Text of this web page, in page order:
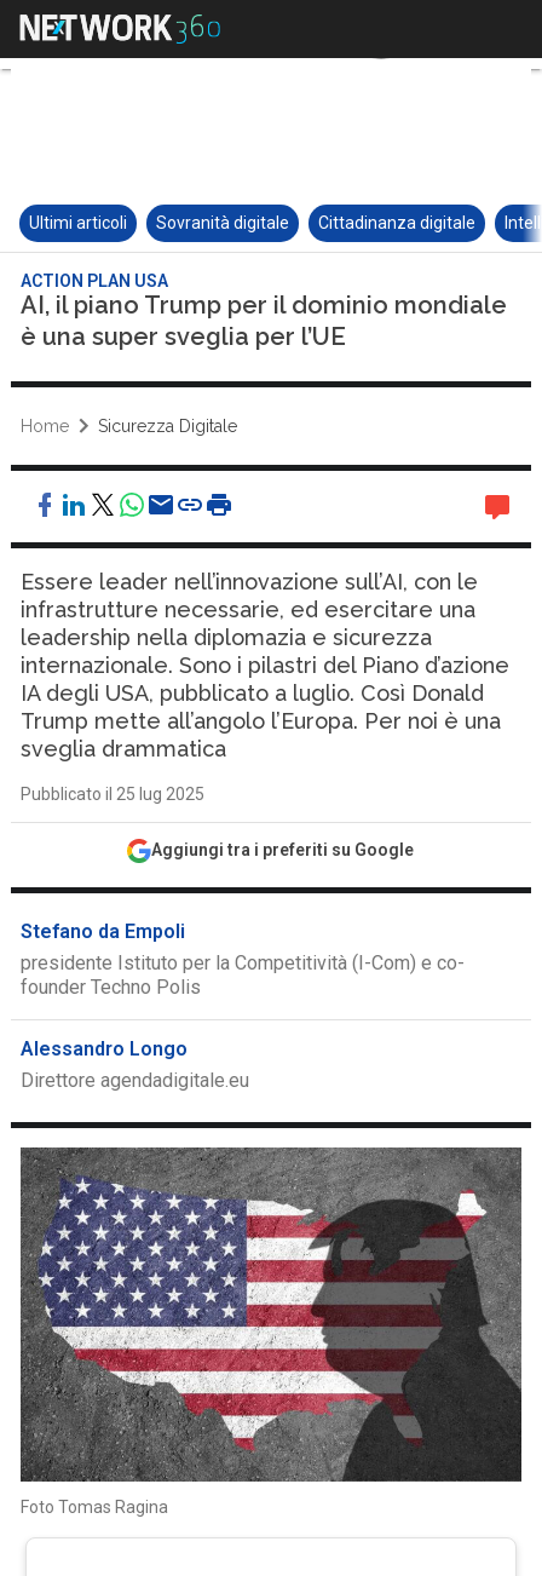
Ultimi articoli Sovranità digitale Cittadinanza digitale
ACTION PLAN USA
AI, il piano Trump per il dominio mondiale
è una super sveglia per l’UE
Home Sicurezza Digitale
Essere leader nell’innovazione sull’AI, con le
infrastrutture necessarie, ed esercitare una
leadership nella diplomazia e sicurezza
internazionale. Sono i pilastri del Piano d’azione
IA degli USA, pubblicato a luglio. Così Donald
Trump mette all’angolo l’Europa. Per noi è una
sveglia drammatica
Pubblicato il 25 lug 2025
Aggiungi tra i preferiti su Google
Stefano da Empoli
presidente Istituto per la Competitività (I-Com) e co-
founder Techno Polis
Alessandro Longo
Direttore agendadigitale.eu
Foto Tomas Ragina